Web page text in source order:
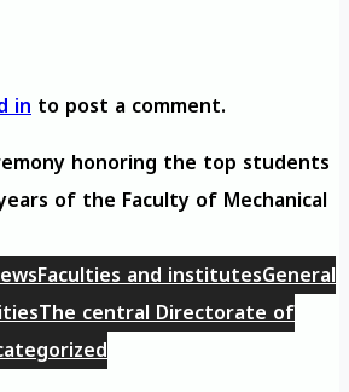
into post a comment.
honoring the top students
of the Faculty of Mechanical
Faculties and institutesGeneral
The central Directorate of